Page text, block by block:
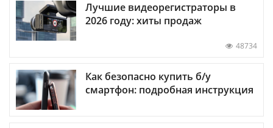
Лучшие видеорегистраторы в
2026 году: хиты продаж
48734
Как безопасно купить б/у
смартфон: подробная инструкция